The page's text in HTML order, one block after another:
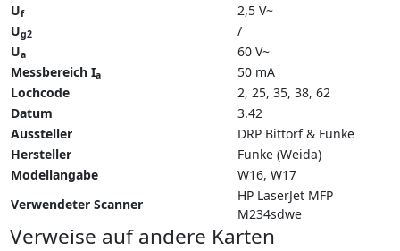
Uf
2,5 V~
Ug2
/
Ua
60 V~
Messbereich Ia
50 mA
Lochcode
2, 25, 35, 38, 62
Datum
3.42
Aussteller
DRP Bittorf & Funke
Hersteller
Funke (Weida)
Modellangabe
W16 W17
Verwendeter Scanner
HP LaserJet MFP
M234sdwe
Verweise auf andere Karten